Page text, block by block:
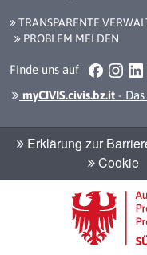
TRANSPARENTE
PROBLEM MELDEN
Finde uns auf
myCIVIS.civis.bz.it -
Erklärung zur
Cookie